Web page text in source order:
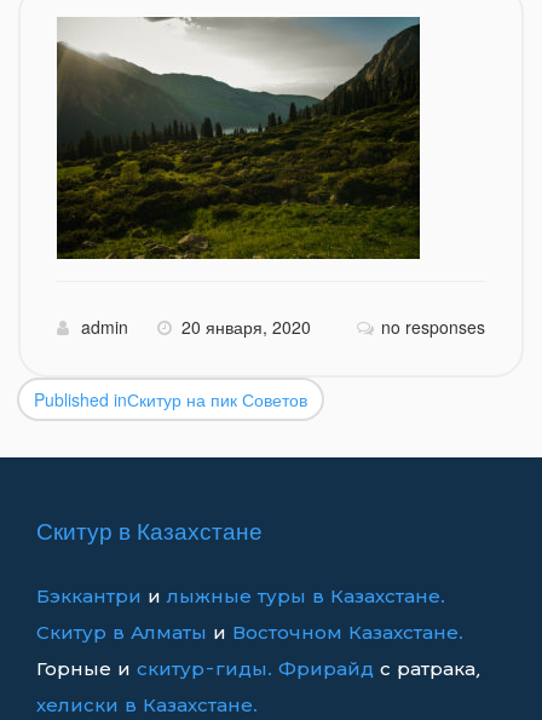
admin 20 января, 2020 no responses
Навигация
по
Published inСкитур на пик Советов
Скитур в Казахстане
Бэккантри илыжные туры в Казахстане.
Скитур в Алматы и Восточном Казахстане.
Горные и скитур-гиды. Фрирайд с ратрака,
хелиски в Казахстане.